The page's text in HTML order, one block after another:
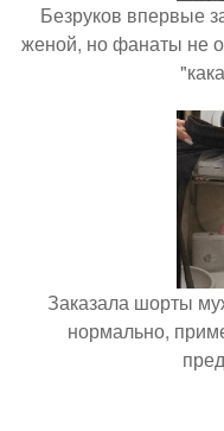
Безруков впервые
женой, но фанаты не
Заказала шорты
нормально,